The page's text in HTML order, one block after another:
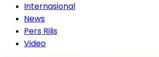
Internasional
News
Pers Rilis
Video